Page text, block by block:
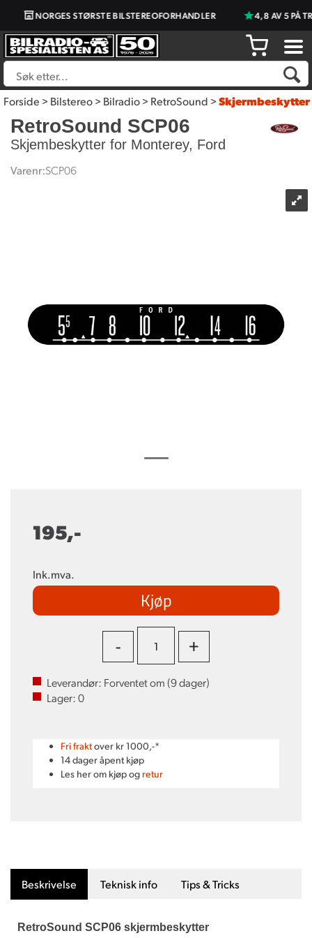
NORGES STØRSTE BILSTEREOFORHANDLER 4,8 AV 5 PÅ
Forside>Bilstereo>Bilradio>RetroSound>Skjermbeskytter
RetroSound SCP06
Skjembeskytter for Monterey, Ford
Varenr:SCP06
195,-
Ink.mva.
Kjøp
- +
Leverandør: Forventet om (9dager)
Lager:0
Fri fraktover kr 1000,-*
14 dager åpent kjøp
Les her om kjøp og retur
Beskrivelse Teknisk info Tips & Tricks
RetroSound SCP06 skjermbeskytter